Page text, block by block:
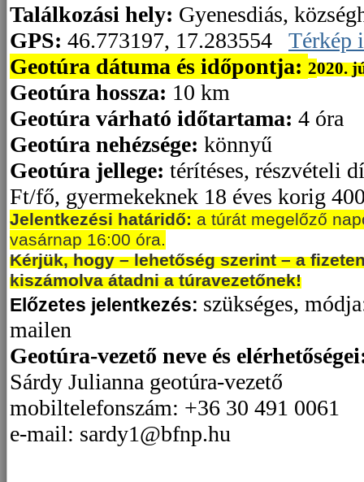
Találkozási hely: Gyenesdiás,
GPS: 46.773197, 17.283554
Térkép
Geotúra dátuma és időpontja: 2020.
Geotúra hossza: 10 km
Geotúra várható időtartama: 4 óra
Geotúra nehézsége: könnyű
Geotúra jellege: térítéses, részvételi
Ft/fő, gyermekeknek 18 éves korig
Jelentkezési határidő: a túrát megelőző
vasárnap 16:00 óra.
Kérjük, hogy – lehetőség szerint – a
kiszámolva átadni a túravezetőnek!
Előzetes jelentkezés: szükséges,
mailen
Geotúra-vezető neve és
Sárdy Julianna geotúra-vezető
mobiltelefonszám: +36 30 491 0061
e-mail: sardy1@bfnp.hu